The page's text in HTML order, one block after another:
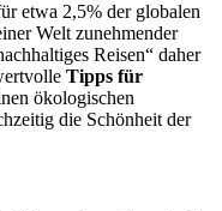
etwa 2,5% der globalen
Welt zunehmender
Reisen“ daher
Tipps für
ökologischen
die Schönheit der